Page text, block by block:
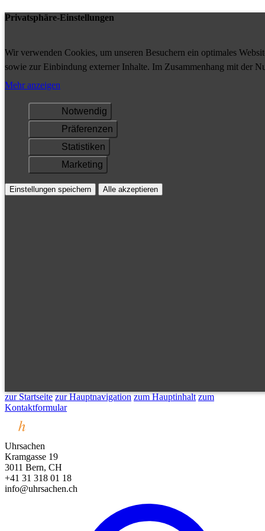
Privatsphäre-Einstellungen
Wir verwenden Cookies, um unseren Besuchern ein optimales
sowie zur Einbindung externer Inhalte. Im Zusammenhang mit der
Ihrem Gerät gespeichert und/oder abgerufen.
Mehr anzeigen
Notwendig
Präferenzen
Statistiken
Marketing
Einstellungen speichern Alle akzeptieren
zur Startseite zur Hauptnavigation zum Hauptinhalt zum
Kontaktformular
Uhrsachen
Kramgasse 19
3011 Bern, CH
+41 31 318 01 18
info@uhrsachen.ch